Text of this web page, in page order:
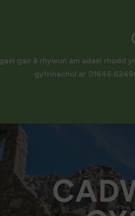
gair â rhywun am adael rhodd
gyfrinachol ar 01646